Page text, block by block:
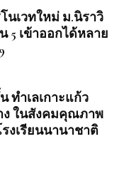
นเวทใหม่ ม.นิราวิ
5 เข้าออกได้หลาย
ทำเลเกาะแก้ว
ง ในสังคมคุณภาพ
งเรียนนานาชาติ